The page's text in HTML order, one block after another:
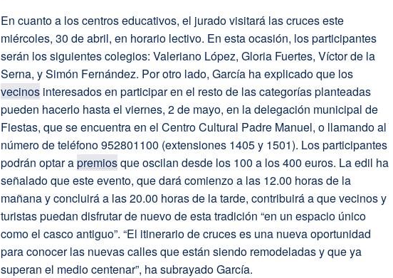
En cuanto a los centros educativos, el jurado visitará las cruces este
miércoles, 30 de abril, en horario lectivo. En esta ocasión, los participantes
serán los siguientes colegios: Valeriano López, Gloria Fuertes, Víctor de la
Serna, y Simón Fernández. Por otro lado, García ha explicado que los
vecinos interesados en participar en el resto de las categorías planteadas
pueden hacerlo hasta el viernes, 2 de mayo, en la delegación municipal de
Fiestas, que se encuentra en el Centro Cultural Padre Manuel, o llamando al
número de teléfono 952801100 (extensiones 1405 y 1501). Los participantes
podrán optar apremiosque oscilan desde los 100 a los 400 euros. La edil ha
señalado que este evento, que dará comienzo a las 12.00 horas de la
mañana y concluirá a las 20.00 horas de la tarde, contribuirá a que vecinos y
turistas puedan disfrutar de nuevo de esta tradición “en un espacio único
como el casco antiguo”. “El itinerario de cruces es una nueva oportunidad
para conocer las nuevas calles que están siendo remodeladas y que ya
superan el medio centenar”, ha subrayado García.